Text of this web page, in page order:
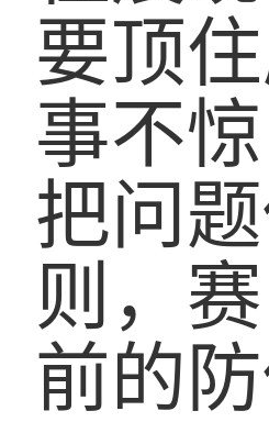
要顶
事不
把问
则，
前的